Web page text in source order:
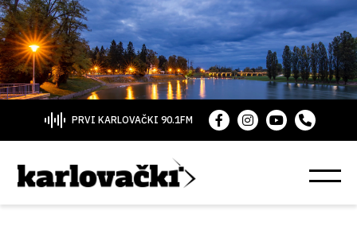
PRVI KARLOVAČKI 90.1FM